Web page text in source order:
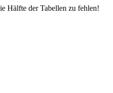
Hälfte der Tabellen zu fehlen!